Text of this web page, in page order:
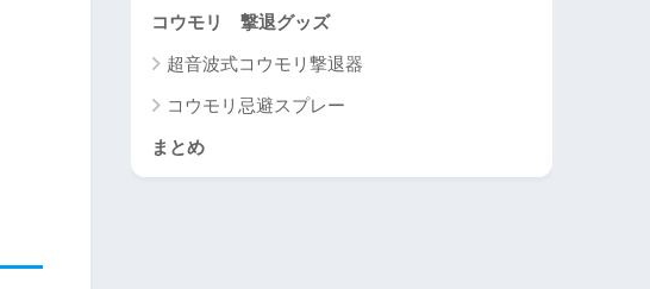
コウモリ 撃退グッズ
超音波式コウモリ撃退器
コウモリ忌避スプレー
まとめ